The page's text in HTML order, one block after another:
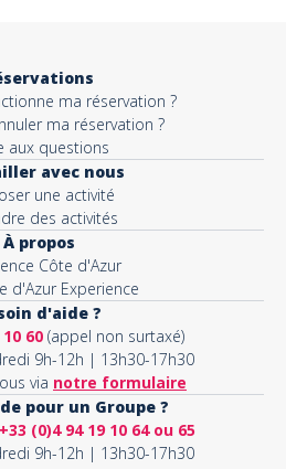
ma réservation ?
ma réservation ?
aux questions
avec nous
une activité
des activités
À propos
Côte d'Azur
d'Azur Experience
d'aide ?
60 (appel non surtaxé)
9h-12h | 13h30-17h30
via notre formulaire
pour un Groupe ?
+33 (0)4 94 19 10 64 ou 65
9h-12h | 13h30-17h30